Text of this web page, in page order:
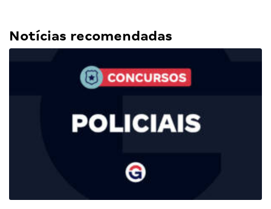
Notícias recomendadas